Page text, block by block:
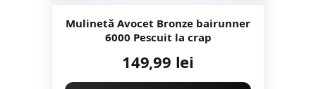
Mulinetă Avocet Bronze bairunner
6000 Pescuit la crap
149,99 lei